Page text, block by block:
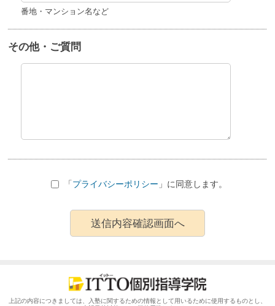
番地・マンション名など
その他・ご質問
「プライバシーポリシー 」に同意します。
上記の内容につきましては、入塾に関するための情報として用いるために使用するものとし、